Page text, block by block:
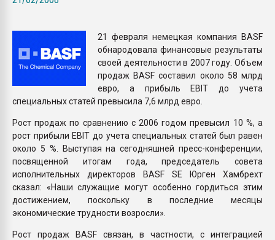
ПЕРЕЙТИ НА
21 февраля немецкая компания BASF
обнародовала финансовые результаты
своей деятельности в 2007 году. Объем
продаж BASF составил около 58 млрд
евро, а прибыль EBIT до учета
специальных статей превысила 7,6 млрд евро.
Рост продаж по сравнению с 2006 годом превысил 10 %, а
рост прибыли EBIT до учета специальных статей был равен
около 5 %. Выступая на сегодняшней пресс-конференции,
посвященной итогам года, председатель совета
исполнительных директоров BASF SE Юрген Хамбрехт
сказал: «Наши служащие могут особенно гордиться этим
достижением, поскольку в последние месяцы
экономические трудности возросли».
Рост продаж BASF связан, в частности, с интеграцией